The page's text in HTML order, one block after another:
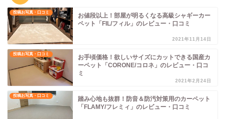
投稿お写真・口コミ
お値段以上！部屋が明るくなる高級シャギーカー
ペット「FIL/フィル」のレビュー・口コミ
2021年11月14日
投稿お写真・口コミ
お手頃価格！欲しいサイズにカットできる国産カ
ーペット「CORONE/コロネ」のレビュー・口コ
ミ
2021年2月24日
投稿お写真・口コミ
踏み心地も抜群！防音＆防汚対策用のカーペット
「FLAMY/フレミィ」のレビュー・口コミ